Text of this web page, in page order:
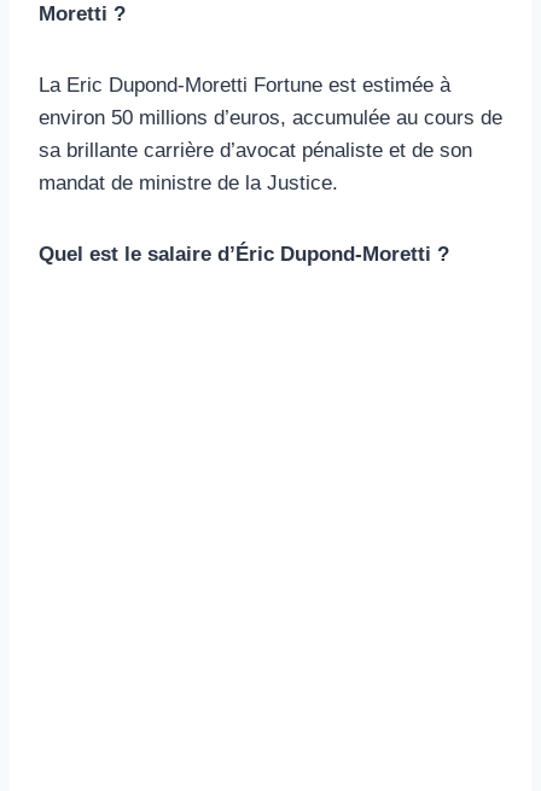
Moretti ?
La Eric Dupond-Moretti Fortune est estimée à
environ 50 millions d’euros, accumulée au cours de
sa brillante carrière d’avocat pénaliste et de son
mandat de ministre de la Justice.
Quel est le salaire d’Éric Dupond-Moretti ?